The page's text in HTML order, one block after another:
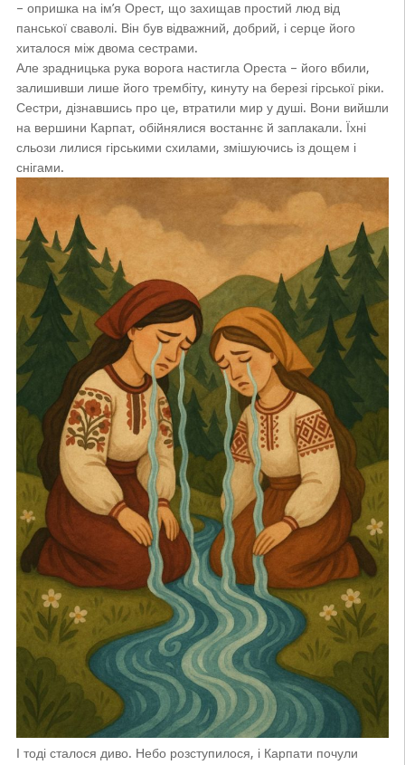
– опришка на ім’я Орест, що захищав простий люд від
панської сваволі. Він був відважний, добрий, і серце його
хиталося між двома сестрами.
Але зрадницька рука ворога настигла Ореста – його вбили,
залишивши лише його трембіту, кинуту на березі гірської ріки.
Сестри, дізнавшись про це, втратили мир у душі. Вони вийшли
на вершини Карпат, обійнялися востаннє й заплакали. Їхні
сльози лилися гірськими схилами, змішуючись із дощем і
снігами.
І тоді сталося диво. Небо розступилося, і Карпати почули